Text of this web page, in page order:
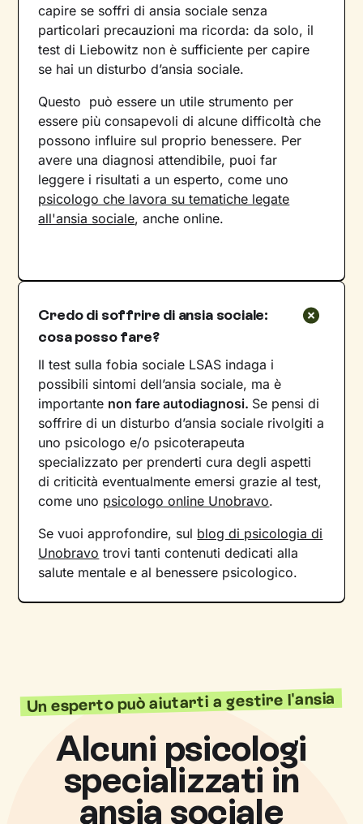
capire se soffri di ansia sociale senza
particolari precauzioni ma ricorda: da solo, il
test di Liebowitz non è sufficiente per capire
se hai un disturbo d’ansia sociale.
Questo può essere un utile strumento per
essere più consapevoli di alcune difficoltà che
possono influire sul proprio benessere. Per
avere una diagnosi attendibile, puoi far
leggere i risultati a un esperto, come uno
psicologo che lavora su tematiche legate
all'ansia sociale, anche online.
Credo di soffrire di ansia sociale:
cosa posso fare?
Il test sulla fobia sociale LSAS indaga i
possibili sintomi dell’ansia sociale, ma è
importante non fare autodiagnosi. Se pensi di
soffrire di un disturbo d’ansia sociale rivolgiti a
uno psicologo e/o psicoterapeuta
specializzato per prenderti cura degli aspetti
di criticità eventualmente emersi grazie al test,
come uno psicologo online Unobravo.
Se vuoi approfondire, sul blog di psicologia di
Unobravo trovi tanti contenuti dedicati alla
salute mentale e al benessere psicologico.
Un esperto può aiutarti a gestire l'ansia
Alcuni psicologi
specializzati in
ansia sociale